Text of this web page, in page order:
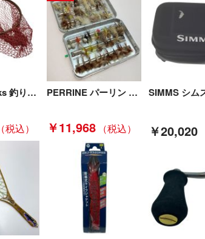
Is wood works 釣り具 タモ ネット 網 程度A Aランク PERRINE パーリン アルミ製フライボックス 完成ドライフライセット Cランク
￥11,968 ￥20,020